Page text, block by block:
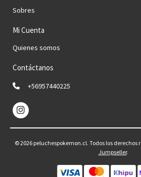
Sobres
Mi Cuenta
Quienes somos
Contáctanos
+56957440225
© 2026 peluchespokemon.cl. Todos los derechos
Jumpseller.